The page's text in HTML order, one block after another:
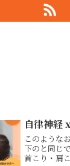
自律神経
このような
下のと同じ
首こり・肩